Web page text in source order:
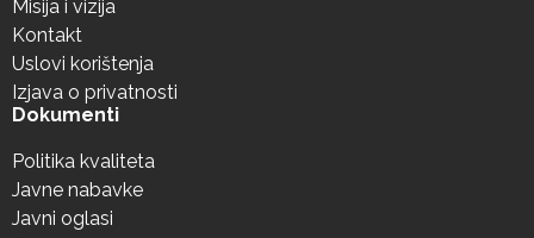
Misija i vizija
Kontakt
Uslovi korištenja
Izjava o privatnosti
Dokumenti
Politika kvaliteta
Javne nabavke
Javni oglasi